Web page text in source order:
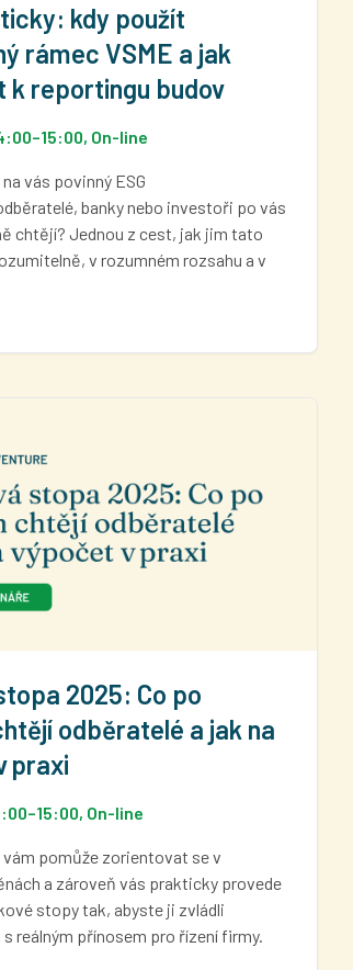
kdy použít
rámec VSME a jak
k reportingu budov
–15:00, On-line
vás povinný ESG
banky nebo investoři po vás
chtějí? Jednou z cest, jak jim tato
v rozumném rozsahu a v
2025: Co po
odběratelé a jak na
praxi
–15:00, On-line
pomůže zorientovat se v
a zároveň vás prakticky provede
stopy tak, abyste ji zvládli
reálným přínosem pro řízení firmy.